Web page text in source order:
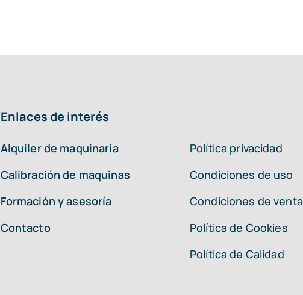
Enlaces de interés
Alquiler de maquinaria
Calibración de maquinas
Formación y asesoría
Contacto
Política privacidad
Condiciones de uso
Condiciones de venta
Política de Cookies
Política de Calidad